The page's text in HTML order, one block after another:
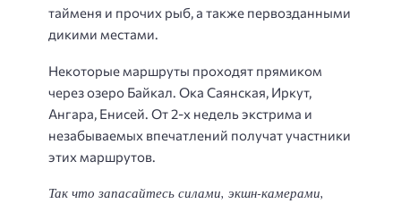
тайменя и прочих рыб, а также первозданными
дикими местами.
Некоторые маршруты проходят прямиком
через озеро Байкал. Ока Саянская, Иркут,
Ангара, Енисей. От 2-х недель экстрима и
незабываемых впечатлений получат участники
этих маршрутов.
Так что запасайтесь силами, экшн-камерами,